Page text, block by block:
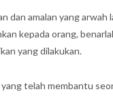
dan amalan yang
kepada orang,
yang dilakukan.
telah membantu